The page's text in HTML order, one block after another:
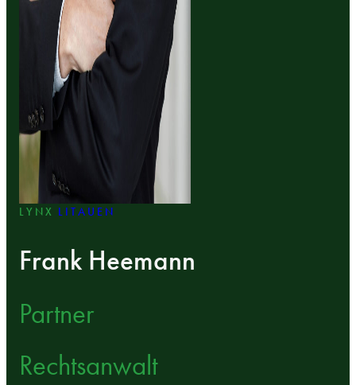
LYNX LITAUEN
Frank Heemann
Partner
Rechtsanwalt